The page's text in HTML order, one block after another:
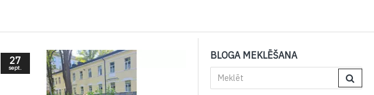
27
sept.
BLOGA MEKLĒŠANA